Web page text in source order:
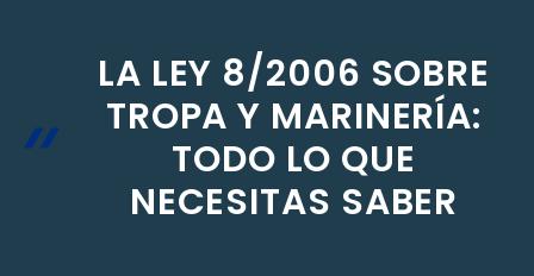
LA LEY 8/2006 SOBRE
TROPA Y MARINERÍA:
TODO LO QUE
NECESITAS SABER